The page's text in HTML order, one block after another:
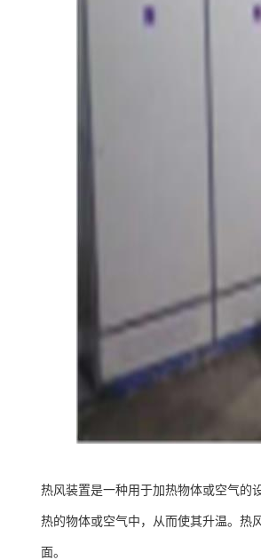
热风装置是一种用于加热物体或空气的
热的物体或空气中，从而使其升温。热
面。